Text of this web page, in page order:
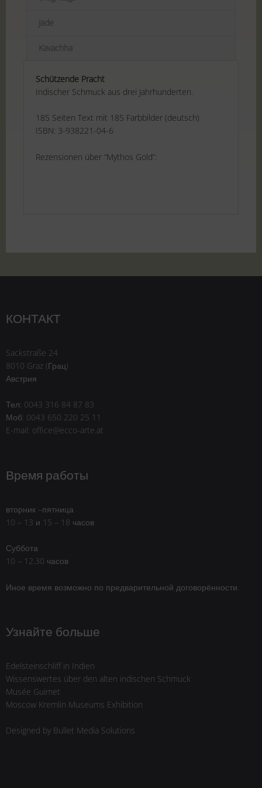
Jade
Kavachha
Schützende Pracht
Indischer Schmuck aus drei Jahrhunderten.
185 Seiten Text mit 185 Farbbilder (deutsch)
ISBN: 3-938221-04-6
Rezensionen über “Mythos Gold”:
КОНТАКТ
Sackstraße 24
8010 Graz (Грац)
Австрия
Тел: 0043 316 84 87 83
Моб: 0043 650 220 25 11
E-mail: office@ecco-arte.at
Время работы
вторник –пятница
10 – 13 и 15 – 18 часов
Суббота
10 – 12.30 часов
Иное время возможно по предварительной договорённости.
Узнайте больше
Edelsteinschliff in Indien
Wissenswertes über den alten indischen Schmuck
Musée Guimet
Moscow Kremlin Museums Exhibition
Designed by Bullet Media Solutions